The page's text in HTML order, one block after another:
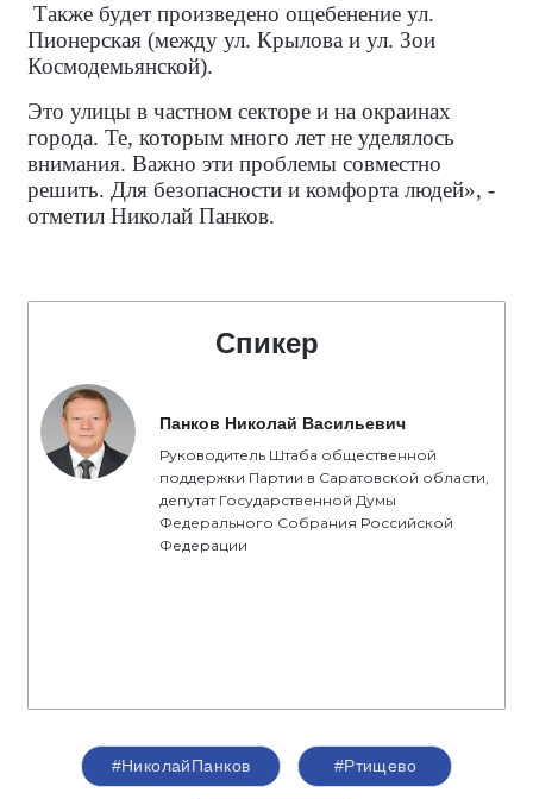
Также будет произведено ощебенение ул.
Пионерская (между ул. Крылова и ул. Зои
Космодемьянской).
Это улицы в частном секторе и на окраинах
города. Те, которым много лет не уделялось
внимания. Важно эти проблемы совместно
решить. Для безопасности и комфорта людей», -
отметил Николай Панков.
Спикер
Панков Николай Васильевич
Руководитель Штаба общественной
поддержки Партии в Саратовской области,
депутат Государственной Думы
Федерального Собрания Российской
Федерации
#НиколайПанков #Ртищево